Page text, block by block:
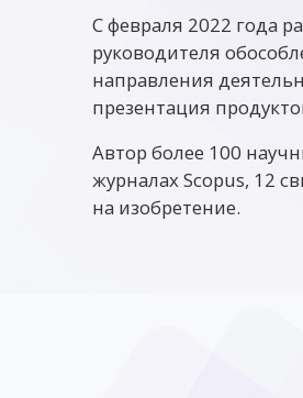
С февраля 2022 года
руководителя
направления
презентация
Автор более 100
журналах Scopus, 12
на изобретение.